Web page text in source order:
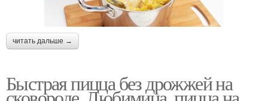
читать дальше →
Быстрая пицца без дрожжей на